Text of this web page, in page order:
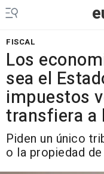
FISCAL
Los
sea el
impuestos
transfiera a
Piden un único
o la propiedad